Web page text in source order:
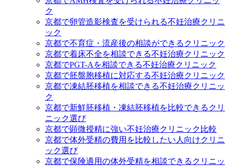
ク
京都で卵管造影検査を受けられる不妊治療クリニ
ック
京都で不育症・流産後の相談ができるクリニック
京都で着床不全を相談できる不妊治療クリニック
京都でPGT-Aを相談できる不妊治療クリニック
京都で胚盤胞移植に対応する不妊治療クリニック
京都で凍結胚移植を相談できる不妊治療クリニッ
ク
京都で新鮮胚移植・凍結胚移植を比較できるクリ
ニック選び
京都で顕微授精に強い不妊治療クリニック比較
京都で体外受精の費用を比較したい人向けクリニ
ック選び
京都で保険適用の体外受精を相談できるクリニッ